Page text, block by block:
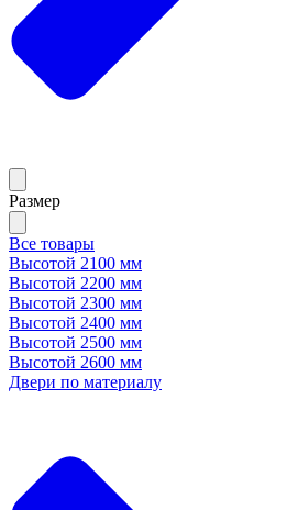
Размер
Все товары
Высотой 2100 мм
Высотой 2200 мм
Высотой 2300 мм
Высотой 2400 мм
Высотой 2500 мм
Высотой 2600 мм
Двери по материалу